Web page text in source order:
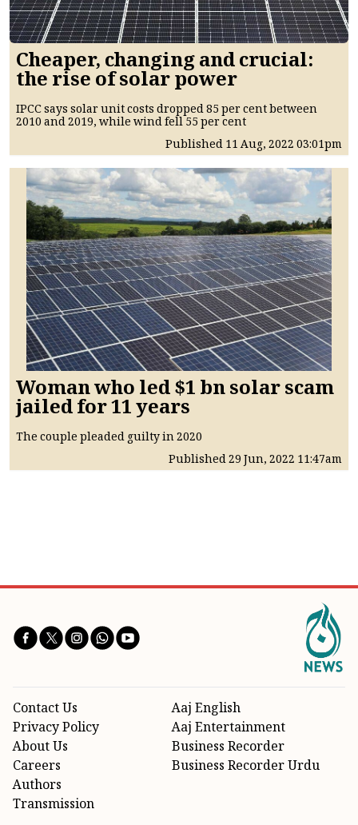
Cheaper, changing and crucial:
the rise of solar power
IPCC says solar unit costs dropped 85 per cent between
2010 and 2019, while wind fell 55 per cent
Published11 Aug, 202203:01pm
Woman who led $1 bn solar scam
jailed for 11 years
The couple pleaded guilty in 2020
Published29 Jun, 2022 11:47am
Aaj English
Aaj Entertainment
Business Recorder
Business Recorder Urdu
Contact Us
Privacy Policy
About Us
Careers
Authors
Transmission